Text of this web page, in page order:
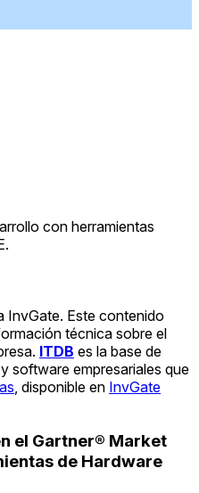
con herramientas
InvGate. Este contenido
técnica sobre el
ITDB es la base de
software empresariales que
, disponible en InvGate
el Gartner® Market
de Hardware